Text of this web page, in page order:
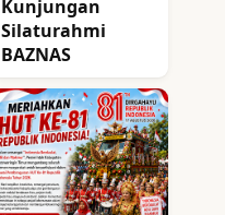
Kunjungan
Silaturahmi
BAZNAS